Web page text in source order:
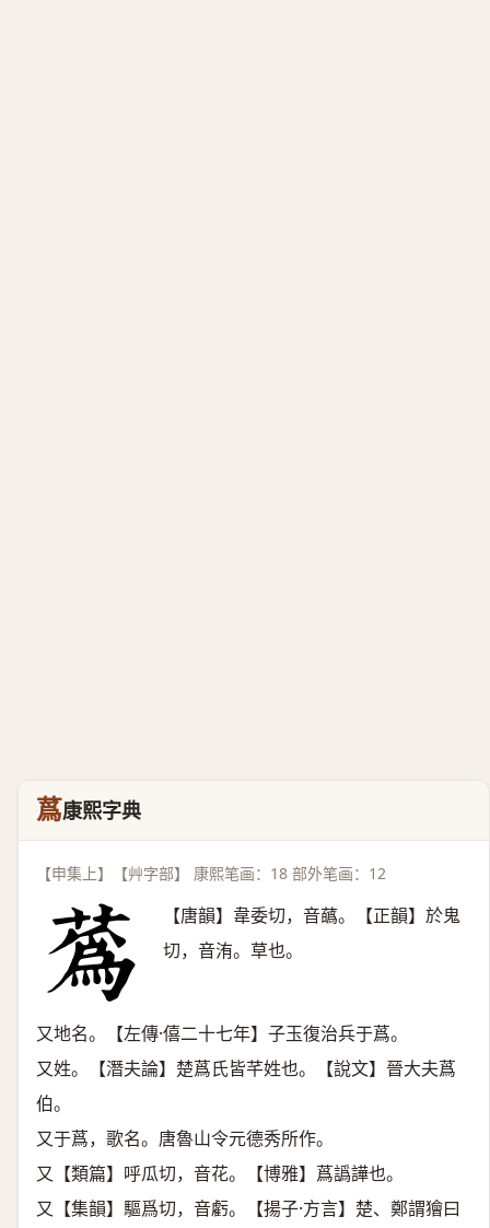
蔿康熙字典
【申集上】【艸字部】 康熙笔画：18 部外笔画：12
【唐韻】韋委切，音蘤。【正韻】於鬼
切，音洧。草也。
又地名。【左傳·僖二十七年】子玉復治兵于蔿。
又姓。【潛夫論】楚蔿氏皆芊姓也。【說文】晉大夫蔿
伯。
又于蔿，歌名。唐魯山令元德秀所作。
又【類篇】呼瓜切，音花。【博雅】蔿譌譁也。
又【集韻】驅爲切，音虧。【揚子·方言】楚、鄭謂獪曰